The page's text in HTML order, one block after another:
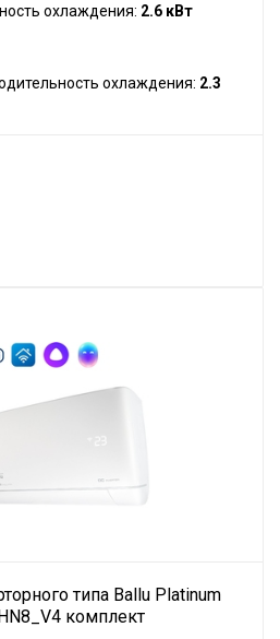
охлаждения: 2.6 кВт
охлаждения: 2.3
типа Ballu Platinum
комплект